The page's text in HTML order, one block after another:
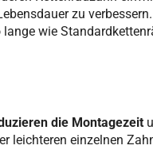
zu
wie
die Montagezeit
einzelnen